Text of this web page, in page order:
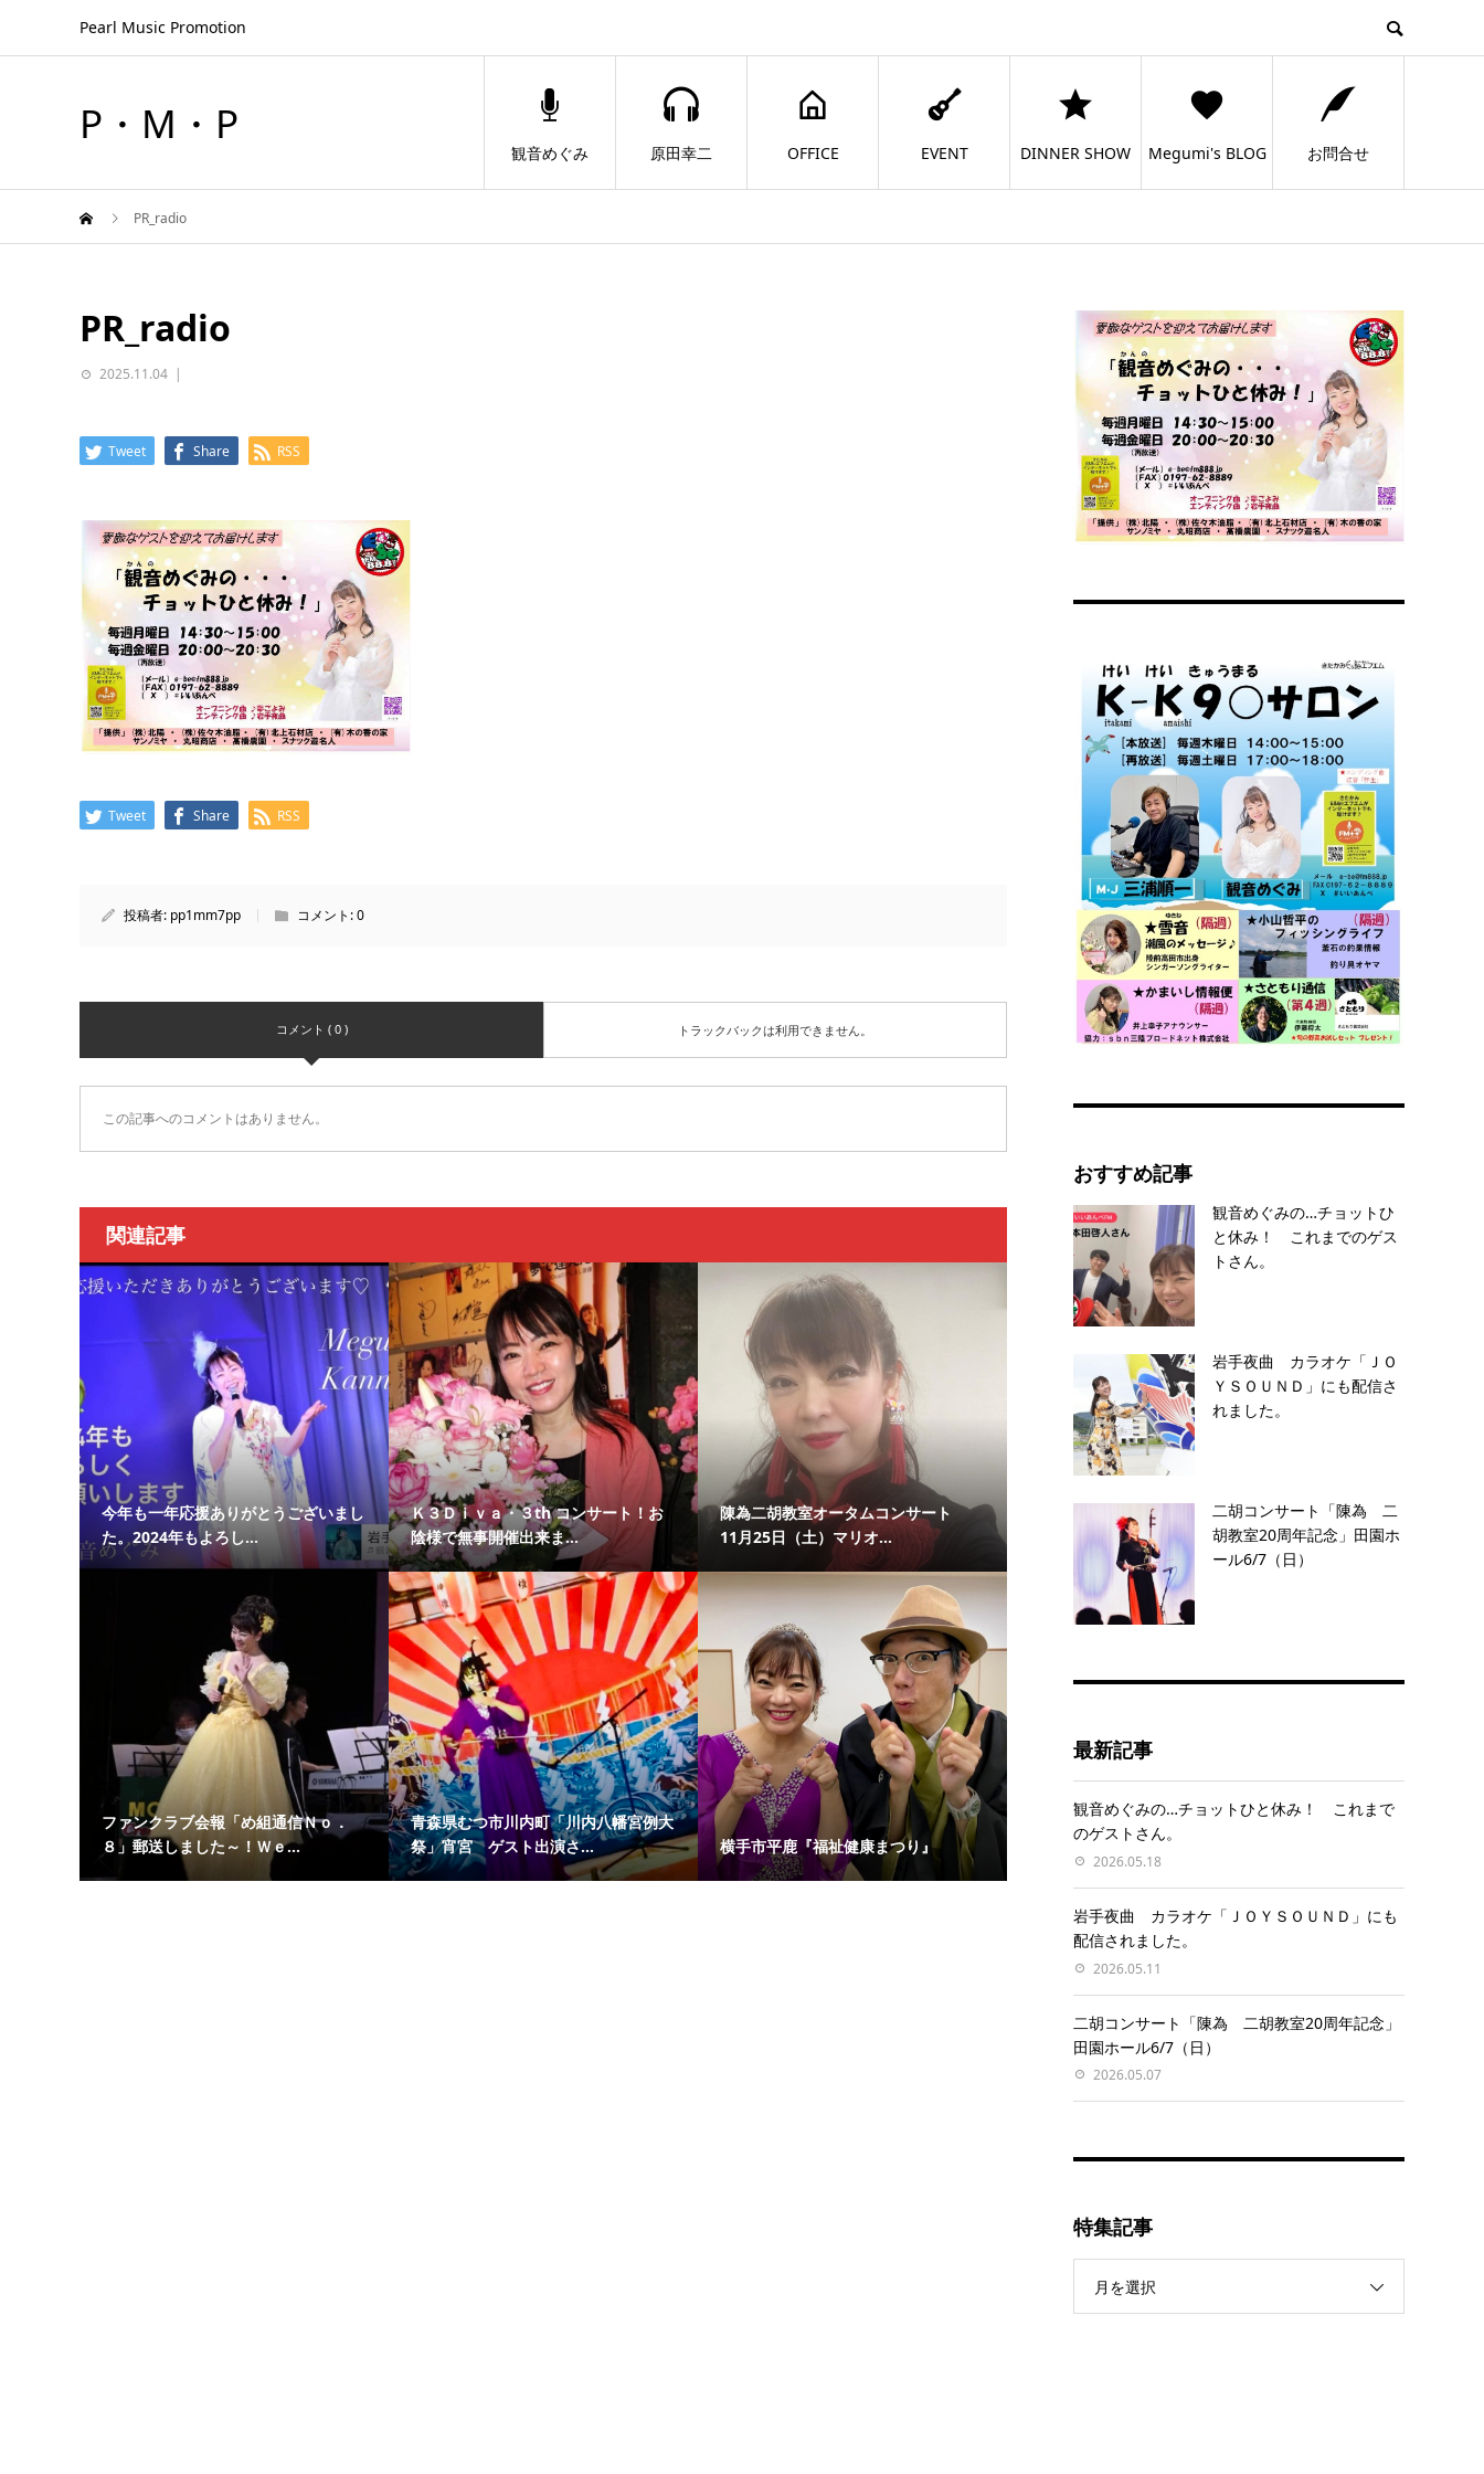
Pearl Music Promotion
P・M・P
観音めぐみ 原田幸二 OFFICE EVENT DINNER SHOW Megumi's BLOG お問合せ
PR_radio
PR_radio
2025.11.04
Tweet Share RSS
Tweet Share RSS
投稿者: pp1mm7pp コメント:0
コメント ( 0 ) トラックバックは利用できません。
この記事へのコメントはありません。
関連記事
今年も一年応援ありがとうございまし
た。2024年もよろし...
Ｋ３Ｄｉｖａ・３th コンサート！お
陰様で無事開催出来ま...
陳為二胡教室オータムコンサート
11月25日（土）マリオ...
ファンクラブ会報「め組通信Ｎｏ．
８」郵送しました～！Ｗｅ...
青森県むつ市川内町「川内八幡宮例大
祭」宵宮 ゲスト出演さ...
横手市平鹿『福祉健康まつり』
おすすめ記事
観音めぐみの…チョットひ
と休み！ これまでのゲス
トさん。
岩手夜曲 カラオケ「ＪＯ
ＹＳＯＵＮＤ」にも配信さ
れました。
二胡コンサート「陳為 二
胡教室20周年記念」田園ホ
ール6/7（日）
最新記事
観音めぐみの…チョットひと休み！ これまで
のゲストさん。
2026.05.18
岩手夜曲 カラオケ「ＪＯＹＳＯＵＮＤ」にも
配信されました。
2026.05.11
二胡コンサート「陳為 二胡教室20周年記念」
田園ホール6/7（日）
2026.05.07
特集記事
月を選択